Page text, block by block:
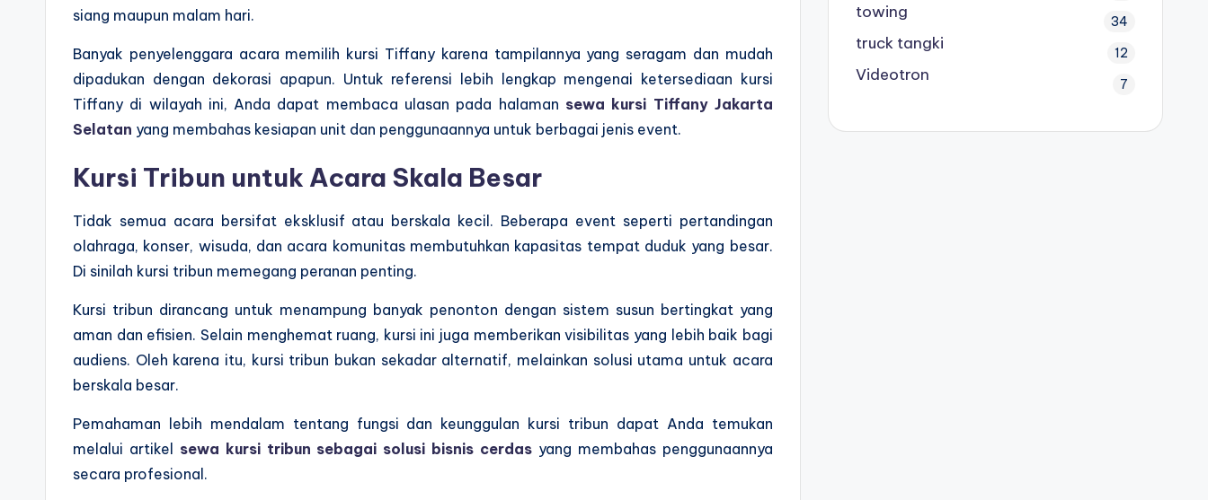
siang maupun malam hari.
Banyak penyelenggara acara memilih kursi Tiffany karena tampilannya yang seragam dan mudah
dipadukan dengan dekorasi apapun. Untuk referensi lebih lengkap mengenai ketersediaan kursi
Tiffany di wilayah ini, Anda dapat membaca ulasan pada halaman sewa kursi Tiffany Jakarta
Selatan yang membahas kesiapan unit dan penggunaannya untuk berbagai jenis event.
Kursi Tribun untuk Acara Skala Besar
Tidak semua acara bersifat eksklusif atau berskala kecil. Beberapa event seperti pertandingan
olahraga, konser, wisuda, dan acara komunitas membutuhkan kapasitas tempat duduk yang besar.
Di sinilah kursi tribun memegang peranan penting.
Kursi tribun dirancang untuk menampung banyak penonton dengan sistem susun bertingkat yang
aman dan efisien. Selain menghemat ruang, kursi ini juga memberikan visibilitas yang lebih baik bagi
audiens. Oleh karena itu, kursi tribun bukan sekadar alternatif, melainkan solusi utama untuk acara
berskala besar.
Pemahaman lebih mendalam tentang fungsi dan keunggulan kursi tribun dapat Anda temukan
melalui artikel sewa kursi tribun sebagai solusi bisnis cerdas yang membahas penggunaannya
secara profesional.
towing 34
truck tangki 12
Videotron 7